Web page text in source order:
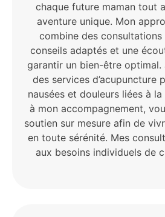
chaque future maman tout
aventure unique. Mon
combine des consultations
conseils adaptés et une
garantir un bien-être optimal.
des services d’acupuncture
nausées et douleurs liées à
à mon accompagnement,
soutien sur mesure afin de
en toute sérénité. Mes
aux besoins individuels de